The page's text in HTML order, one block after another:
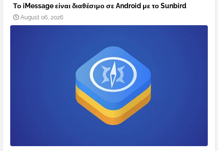
Το iMessage είναι διαθέσιμο σε Android με το Sunbird
August 06, 2026